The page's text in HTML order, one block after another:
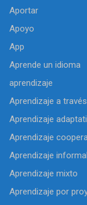
Aportar
Apoyo
App
Aprende un idioma
aprendizaje
Aprendizaje a
Aprendizaje
Aprendizaje
Aprendizaje informal
Aprendizaje mixto
Aprendizaje por